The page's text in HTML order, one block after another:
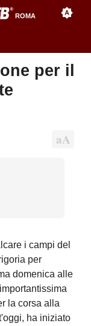
ROMA
per il
i campi del
per
domenica alle
la corsa alla
ha iniziato